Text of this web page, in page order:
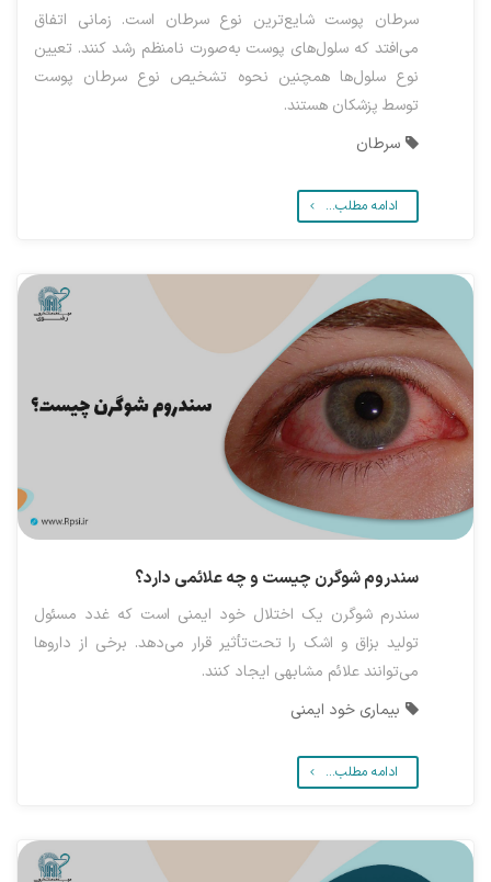
سرطان پوست شایع‌ترین نوع سرطان است. زمانی اتفاق
می‌افتد که سلول‌های پوست به‌صورت نامنظم رشد کنند. تعیین
نوع سلول‌ها همچنین نحوه تشخیص نوع سرطان پوست
توسط پزشکان هستند.
سرطان
ادامه مطلب...
سندروم شوگرن چیست و چه علائمی دارد؟
سندرم شوگرن یک اختلال خود ایمنی است که غدد مسئول
تولید بزاق و اشک را تحت‌تأثیر قرار می‌دهد. برخی از داروها
می‌توانند علائم مشابهی ایجاد کنند.
بیماری خود ایمنی
ادامه مطلب...